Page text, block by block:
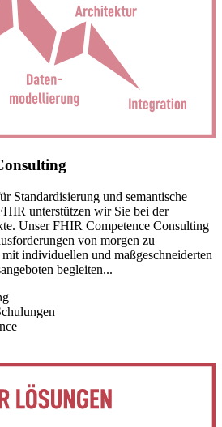
Standardisierung und semantische
unterstützen wir Sie bei der
Unser FHIR Competence Consulting
von morgen zu
individuellen und maßgeschneiderten
begleiten...